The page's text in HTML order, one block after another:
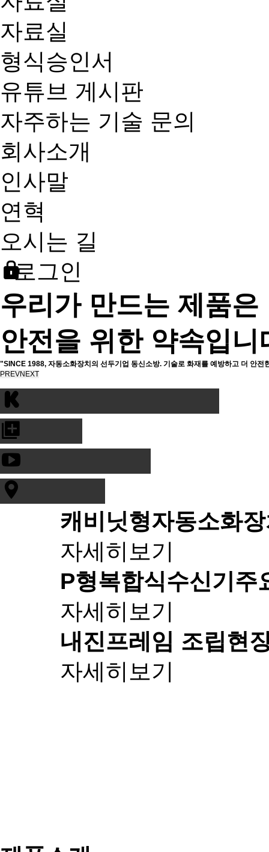
자료실
형식승인서
유튜브 게시판
자주하는 기술 문의
회사소개
인사말
연혁
오시는 길
로그인
우리가 만드는 제품은
안전을 위한 약속입니
"SINCE 1988, 자동소화장치의 선두기업 동신소방. 기술로 화재를 예방하고 더 안전
PREVNEXT
캐비닛형자동소화
자세히보기
P형복합식수신기 주
자세히보기
내진프레임 조립현
자세히보기